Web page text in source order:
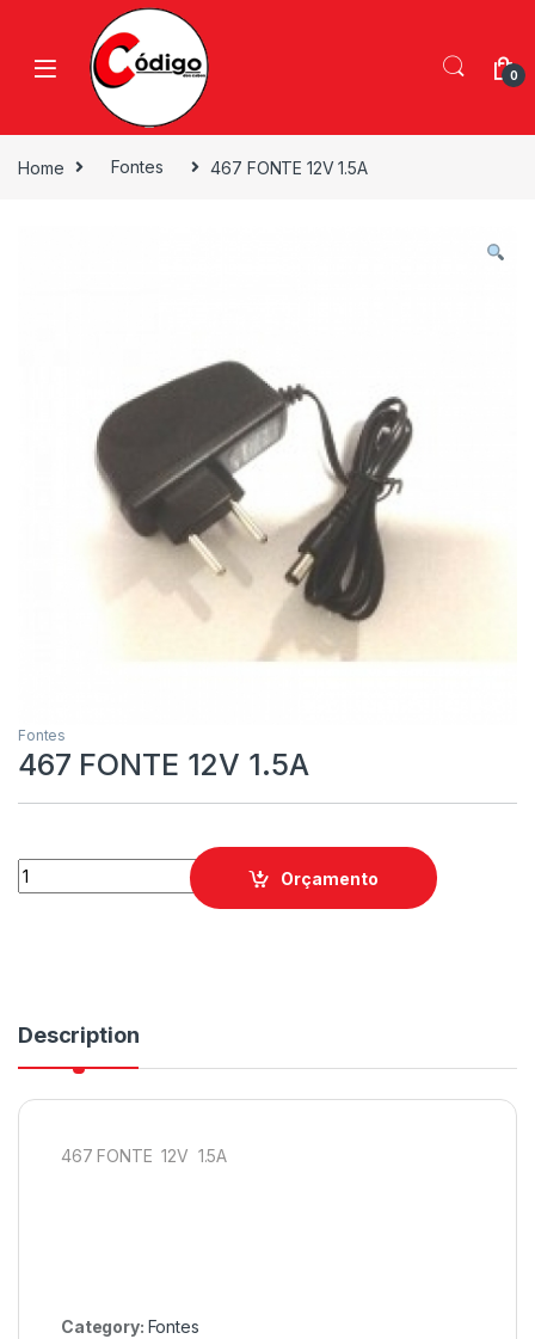
0
Home Fontes 467 FONTE 12V 1.5A
Fontes
467 FONTE 12V 1.5A
Orçamento
Description
467 FONTE 12V 1.5A
Category: Fontes